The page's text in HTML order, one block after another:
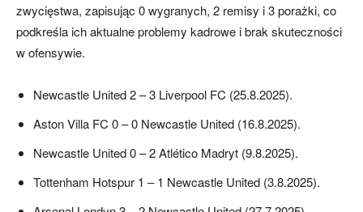
zwycięstwa, zapisując 0 wygranych, 2 remisy i 3 porażki, co
podkreśla ich aktualne problemy kadrowe i brak skuteczności
w ofensywie.
Newcastle United 2 – 3 Liverpool FC (25.8.2025).
Aston Villa FC 0 – 0 Newcastle United (16.8.2025).
Newcastle United 0 – 2 Atlético Madryt (9.8.2025).
Tottenham Hotspur 1 – 1 Newcastle United (3.8.2025).